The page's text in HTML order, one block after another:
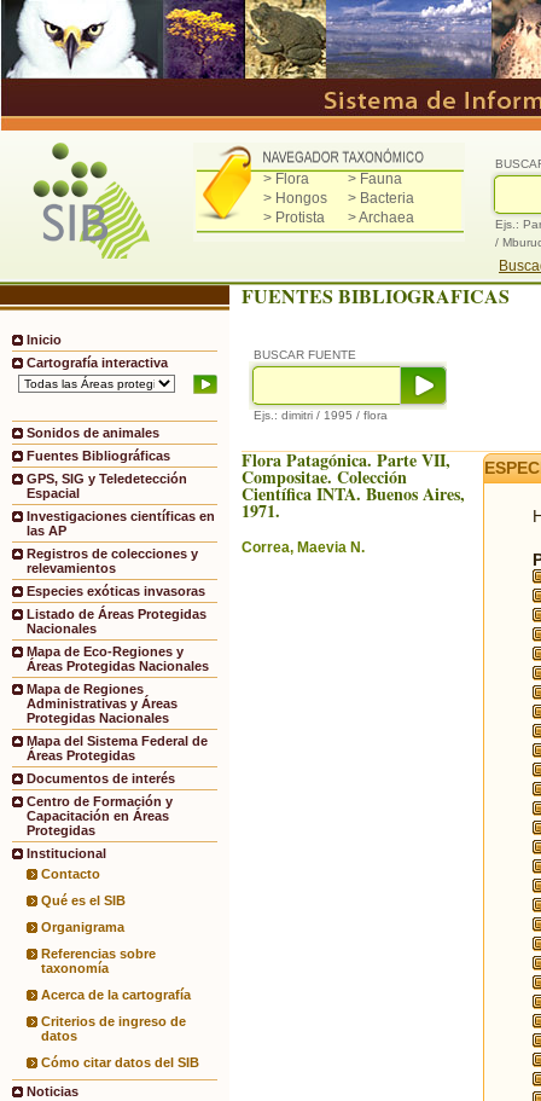
> Flora
> Fauna
> Hongos
> Bacteria
> Protista
> Archaea
Ejs.:
/
Inicio
Cartografía interactiva
Sonidos de animales
Fuentes Bibliográficas
GPS, SIG y Teledetección
Espacial
Investigaciones científicas en
las AP
Registros de colecciones y
relevamientos
Especies exóticas invasoras
Listado de Áreas Protegidas
Nacionales
Mapa de Eco-Regiones y
Áreas Protegidas Nacionales
Mapa de Regiones
Administrativas y Áreas
Protegidas Nacionales
Mapa del Sistema Federal de
Áreas Protegidas
Documentos de interés
Centro de Formación y
Capacitación en Áreas
Protegidas
Institucional
Contacto
Qué es el SIB
Organigrama
Referencias sobre
taxonomía
Acerca de la cartografía
Criterios de ingreso de
datos
Cómo citar datos del SIB
Noticias
FUENTES BIBLIOGRAFICAS
BUSCAR FUENTE
Ejs.: dimitri / 1995 / flora
Flora Patagónica. Parte VII,
Compositae. Colección
Científica INTA. Buenos Aires,
1971.
Correa, Maevia N.